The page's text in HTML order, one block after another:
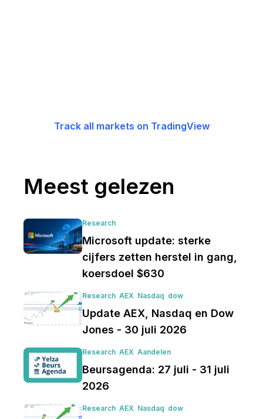
Track all markets on TradingView
Meest gelezen
Research
Microsoft update: sterke
cijfers zetten herstel in gang,
koersdoel $630
Research AEX Nasdaq dow
Update AEX, Nasdaq en Dow
Jones - 30 juli 2026
Research AEX Aandelen
Beursagenda: 27 juli - 31 juli
2026
Research AEX Nasdaq dow